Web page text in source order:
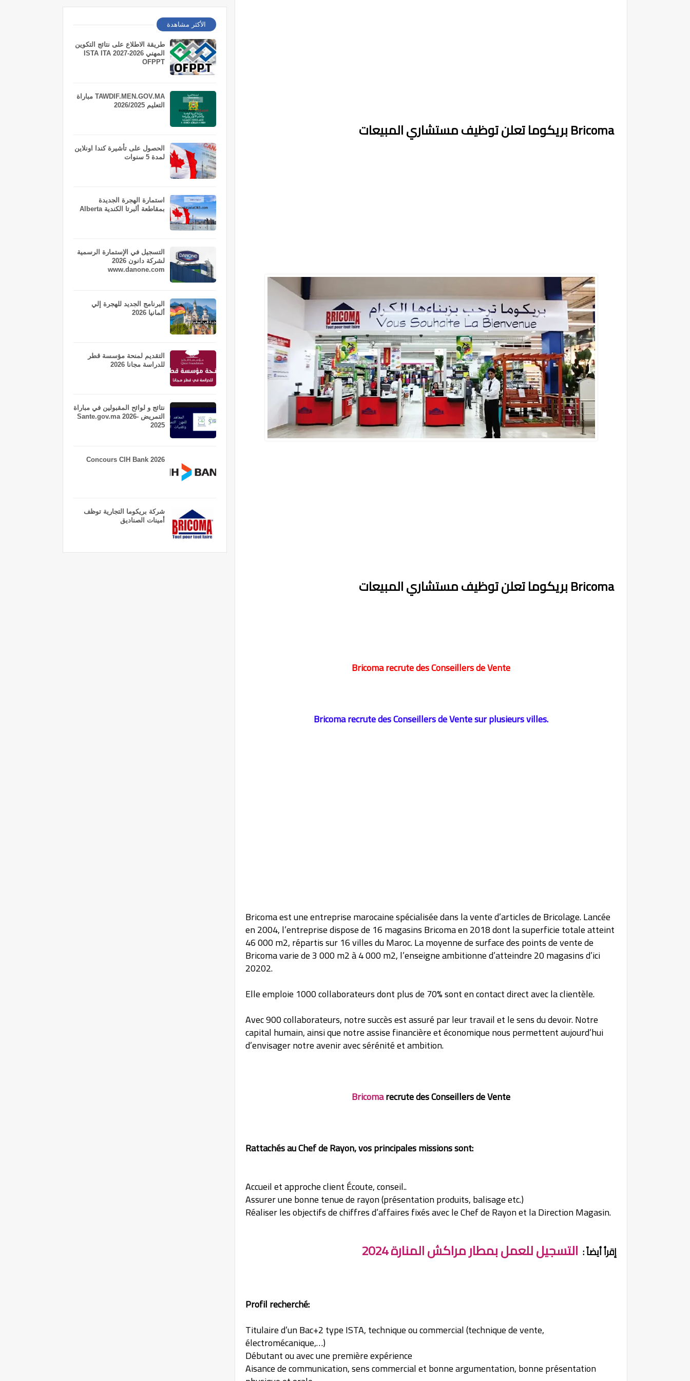
Bricoma بريكوما تعلن توظيف مستشاري المبيعات
Bricoma بريكوما تعلن توظيف مستشاري المبيعات
Bricoma recrute des Conseillers de Vente
Bricoma recrute des Conseillers de Vente sur plusieurs villes.
Bricoma est une entreprise marocaine spécialisée dans la vente d’articles de Bricolage. Lancée
en 2004, l’entreprise dispose de 16 magasins Bricoma en 2018 dont la superficie totale atteint
46 000 m2, répartis sur 16 villes du Maroc. La moyenne de surface des points de vente de
Bricoma varie de 3 000 m2 à 4 000 m2, l’enseigne ambitionne d’atteindre 20 magasins d’ici
20202.
Elle emploie 1000 collaborateurs dont plus de 70% sont en contact direct avec la clientèle.
Avec 900 collaborateurs, notre succès est assuré par leur travail et le sens du devoir. Notre
capital humain, ainsi que notre assise financière et économique nous permettent aujourd’hui
d’envisager notre avenir avec sérénité et ambition.
Bricomarecrute des Conseillers de Vente
Rattachés au Chef de Rayon, vos principales missions sont:
Accueil et approche client Écoute, conseil..
Assurer une bonne tenue de rayon (présentation produits, balisage etc.)
Réaliser les objectifs de chiffres d’affaires fixés avec le Chef de Rayon et la Direction Magasin.
إقرأ أيضاً : التسجيل للعمل بمطار مراكش المنارة 2024
Profil recherché:
Titulaire d’un Bac+2 type ISTA, technique ou commercial (technique de vente,
électromécanique,…)
Débutant ou avec une première expérience
Aisance de communication, sens commercial et bonne argumentation, bonne présentation
الأكثر مشاهدة
طريقة الاطلاع على نتائج التكوين
المهني 2026-2027 ISTA ITA
OFPPT
TAWDIF.MEN.GOV.MA مباراة
التعليم 2026/2025
الحصول على تأشيرة كندا اونلاين
لمدة 5 سنوات
استمارة الهجرة الجديدة
بمقاطعة ألبرتا الكندية Alberta
التسجيل في الإستمارة الرسمية
لشركة دانون 2026
www.danone.com
البرنامج الجديد للهجرة إلي
ألمانيا 2026
التقديم لمنحة مؤسسة قطر
للدراسة مجانا 2026
نتائج و لوائح المقبولين في مباراة
التمريض Sante.gov.ma 2026-
2025
Concours CIH Bank 2026
شركة بريكوما التجارية توظف
أمينات الصناديق